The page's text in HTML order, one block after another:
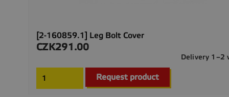
[2-160859.1] Leg Bolt Cover
Price
CZK291.00
Delivery 1–2
Request product